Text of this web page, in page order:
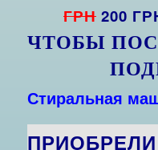
ГРН 200
ЧТОБЫ
Стиральная